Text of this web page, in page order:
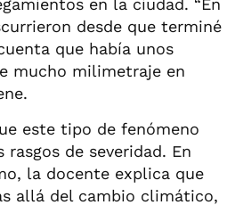
en la ciudad. “En
desde que terminé
que había unos
mucho milimetraje en
este tipo de fenómeno
de severidad. En
la docente explica que
allá del cambio climático,